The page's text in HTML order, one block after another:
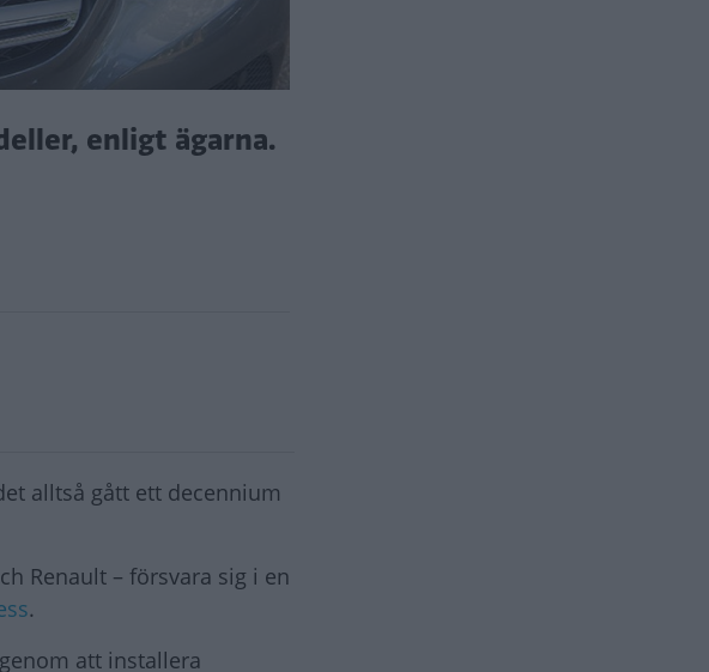
enligt ägarna.
alltså gått ett decennium
Renault – försvara sig i en
.
att installera